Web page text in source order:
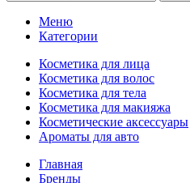
Меню
Категории
Косметика для лица
Косметика для волос
Косметика для тела
Косметика для макияжа
Косметические аксессуары
Ароматы для авто
Главная
Бренды